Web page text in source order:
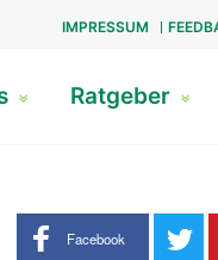
IMPRESSUM
Ratgeber
Share buttons
Facebook